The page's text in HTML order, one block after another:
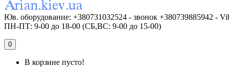
Юв. оборудование: +380731032524 - звонок +380739885942 -
ПН-ПТ: 9-00 до 18-00 (СБ,ВС: 9-00 до 15-00)
0
В корзине пусто!